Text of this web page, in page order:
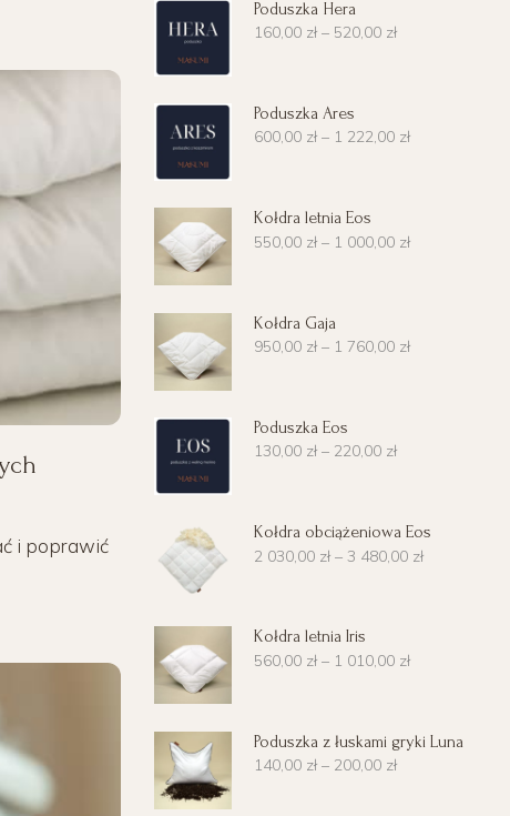
i poprawić
Poduszka Hera
160,00 zł – 520,00 zł
Poduszka Ares
600,00 zł – 1 222,00 zł
Kołdra letnia Eos
550,00 zł – 1 000,00 zł
Kołdra Gaja
950,00 zł – 1 760,00 zł
Poduszka Eos
130,00 zł – 220,00 zł
Kołdra obciążeniowa Eos
2 030,00 zł – 3 480,00 zł
Kołdra letnia Iris
560,00 zł – 1 010,00 zł
Poduszka z łuskami gryki Luna
140,00 zł – 200,00 zł